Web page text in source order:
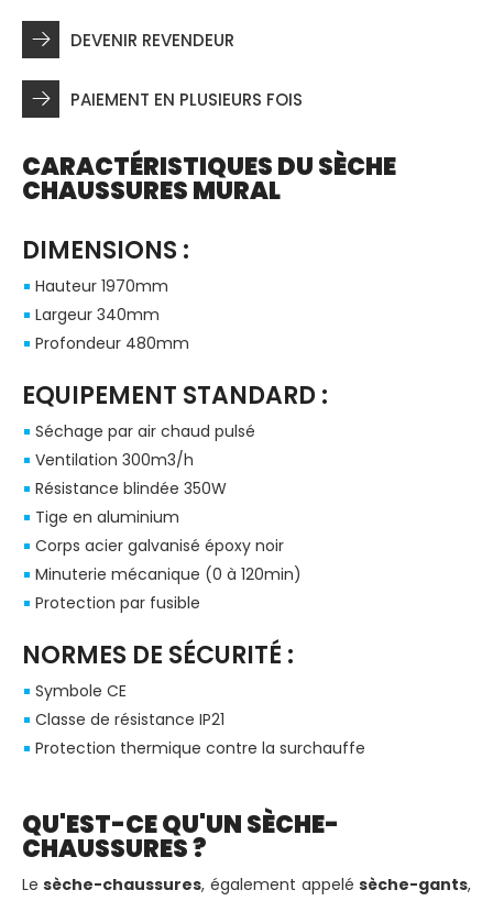
DEVENIR REVENDEUR
PAIEMENT EN PLUSIEURS FOIS
CARACTÉRISTIQUES DU SÈCHE
CHAUSSURES MURAL
DIMENSIONS :
Hauteur 1970mm
Largeur 340mm
Profondeur 480mm
EQUIPEMENT STANDARD :
Séchage par air chaud pulsé
Ventilation 300m3/h
Résistance blindée 350W
Tige en aluminium
Corps acier galvanisé époxy noir
Minuterie mécanique (0 à 120min)
Protection par fusible
NORMES DE SÉCURITÉ :
Symbole CE
Classe de résistance IP21
Protection thermique contre la surchauffe
QU'EST-CE QU'UN SÈCHE-
CHAUSSURES ?
Le sèche-chaussures, également appelé sèche-gants,